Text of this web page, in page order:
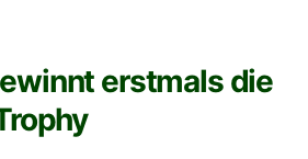
erstmals die